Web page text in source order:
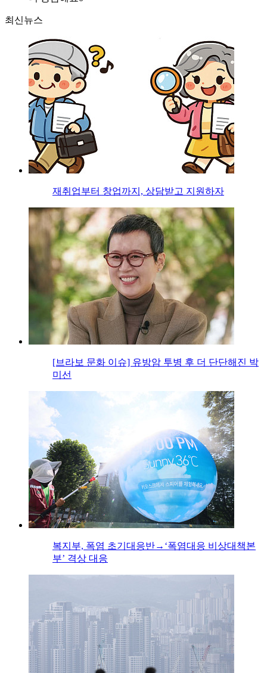
최신뉴스
재취업부터 창업까지, 상담받고 지원하자
[브라보 문화 이슈] 유방암 투병 후 더 단단해진 박
미선
복지부, 폭염 초기대응반→‘폭염대응 비상대책본
부’ 격상 대응